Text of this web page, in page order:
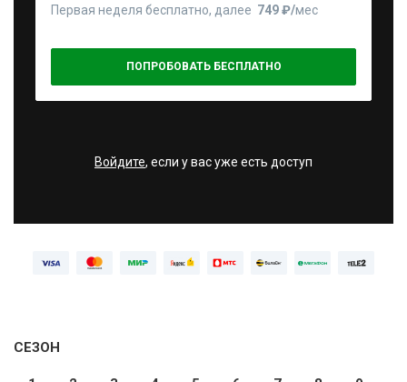
Первая неделя бесплатно, далее 749 ₽⁠/⁠мес
ПОПРОБОВАТЬ БЕСПЛАТНО
Войдите, если у вас уже есть доступ
СЕЗОН